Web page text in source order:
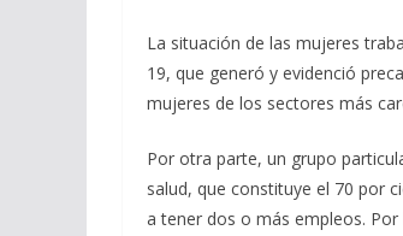
La situación de las mujeres
19, que generó y evidenció
mujeres de los sectores más
Por otra parte, un grupo
salud, que constituye el 70 por
a tener dos o más empleos.